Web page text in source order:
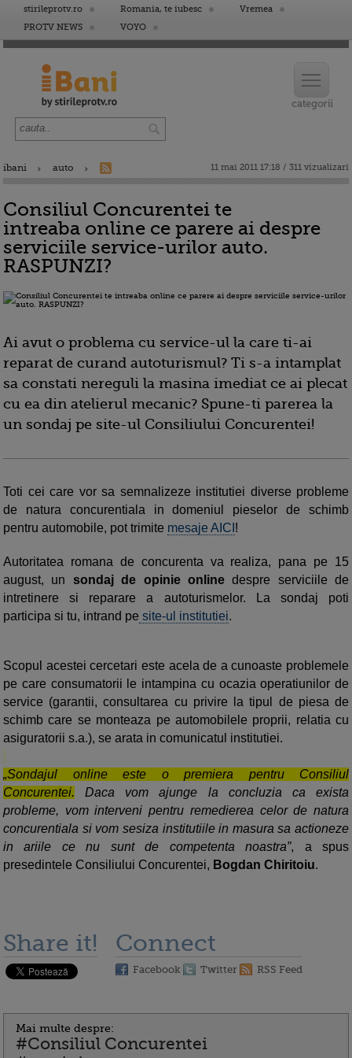
stirileprotv.ro Romania, te iubesc
Vremea
PROTV NEWS
VOYO
ibani auto 11 mai 2011 17:18 / 311 vizualizari
Consiliul Concurentei te
intreaba online ce parere ai despre
serviciile service-urilor auto.
RASPUNZI?
Ai avut o problema cu service-ul la care ti-ai
reparat de curand autoturismul? Ti s-a intamplat
sa constati nereguli la masina imediat ce ai plecat
cu ea din atelierul mecanic? Spune-ti parerea la
un sondaj pe site-ul Consiliului Concurentei!
Toti cei care vor sa semnalizeze institutiei diverse probleme
de natura concurentiala in domeniul pieselor de schimb
pentru automobile, pot trimite mesaje AICI !
Autoritatea romana de concurenta va realiza, pana pe 15
august, un sondaj de opinie onlinedespre serviciile de
intretinere si reparare a autoturismelor. La sondaj poti
participa si tu, intrand pe site-ul institutiei.
Scopul acestei cercetari este acela de a cunoaste problemele
pe care consumatorii le intampina cu ocazia operatiunilor de
service (garantii, consultarea cu privire la tipul de piesa de
schimb care se monteaza pe automobilele proprii, relatia cu
asiguratorii s.a.), se arata in comunicatul institutiei.
„Sondajul online este o premiera pentru Consiliul
Concurentei. Daca vom ajunge la concluzia ca exista
probleme, vom interveni pentru remedierea celor de natura
concurentiala si vom sesiza institutiile in masura sa actioneze
in ariile ce nu sunt de competenta noastra”, a spus
presedintele Consiliului Concurentei, Bogdan Chiritoiu.
Share it! Connect
Facebook Twitter RSS Feed
Mai multe despre:
#Consiliul Concurentei